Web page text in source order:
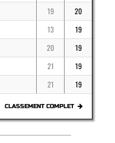
19
20
13
19
20
19
21
19
21 19
CLASSEMENT COMPLET